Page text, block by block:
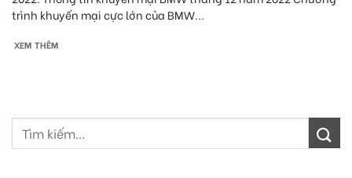
trình khuyến mại cực lớn của BMW...
XEM THÊM